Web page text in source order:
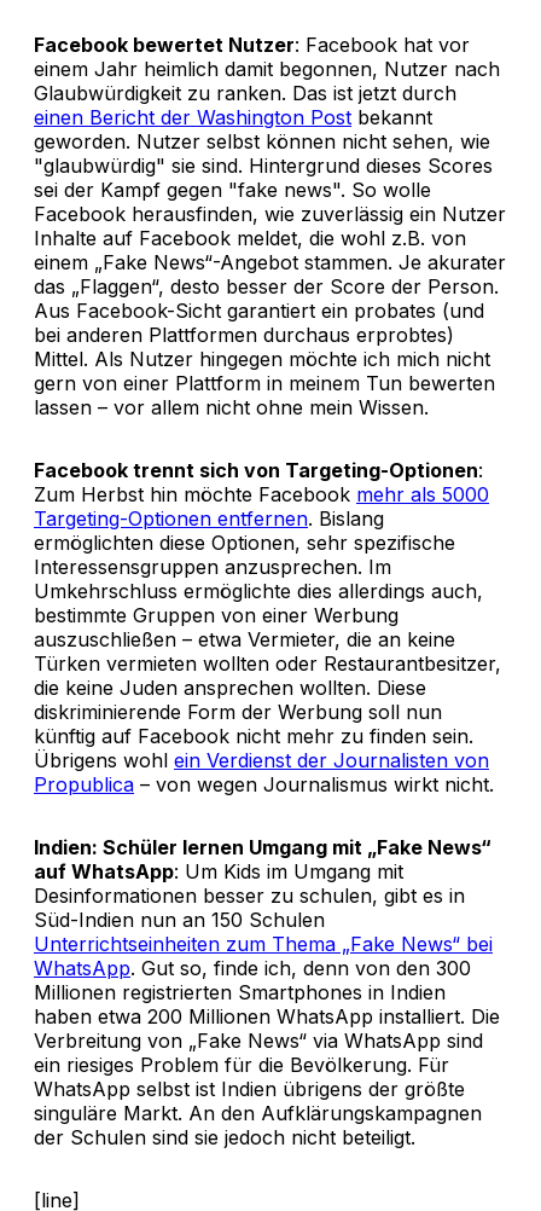
Facebook bewertet Nutzer: Facebook hat vor
einem Jahr heimlich damit begonnen, Nutzer nach
Glaubwürdigkeit zu ranken. Das ist jetzt durch
einen Bericht der Washington Post bekannt
geworden. Nutzer selbst können nicht sehen, wie
"glaubwürdig" sie sind. Hintergrund dieses Scores
sei der Kampf gegen "fake news". So wolle
Facebook herausfinden, wie zuverlässig ein Nutzer
Inhalte auf Facebook meldet, die wohl z.B. von
einem „Fake News“-Angebot stammen. Je akurater
das „Flaggen“, desto besser der Score der Person.
Aus Facebook-Sicht garantiert ein probates (und
bei anderen Plattformen durchaus erprobtes)
Mittel. Als Nutzer hingegen möchte ich mich nicht
gern von einer Plattform in meinem Tun bewerten
lassen – vor allem nicht ohne mein Wissen.
Facebook trennt sich von Targeting-Optionen:
Zum Herbst hin möchte Facebook mehr als 5000
Targeting-Optionen entfernen. Bislang
ermöglichten diese Optionen, sehr spezifische
Interessensgruppen anzusprechen. Im
Umkehrschluss ermöglichte dies allerdings auch,
bestimmte Gruppen von einer Werbung
auszuschließen – etwa Vermieter, die an keine
Türken vermieten wollten oder Restaurantbesitzer,
die keine Juden ansprechen wollten. Diese
diskriminierende Form der Werbung soll nun
künftig auf Facebook nicht mehr zu finden sein.
Übrigens wohl ein Verdienst der Journalisten von
Propublica – von wegen Journalismus wirkt nicht.
Indien: Schüler lernen Umgang mit „Fake News“
auf WhatsApp: Um Kids im Umgang mit
Desinformationen besser zu schulen, gibt es in
Süd-Indien nun an 150 Schulen
Unterrichtseinheiten zum Thema „Fake News“ bei
WhatsApp. Gut so, finde ich, denn von den 300
Millionen registrierten Smartphones in Indien
haben etwa 200 Millionen WhatsApp installiert. Die
Verbreitung von „Fake News“ via WhatsApp sind
ein riesiges Problem für die Bevölkerung. Für
WhatsApp selbst ist Indien übrigens der größte
singuläre Markt. An den Aufklärungskampagnen
der Schulen sind sie jedoch nicht beteiligt.
[line]